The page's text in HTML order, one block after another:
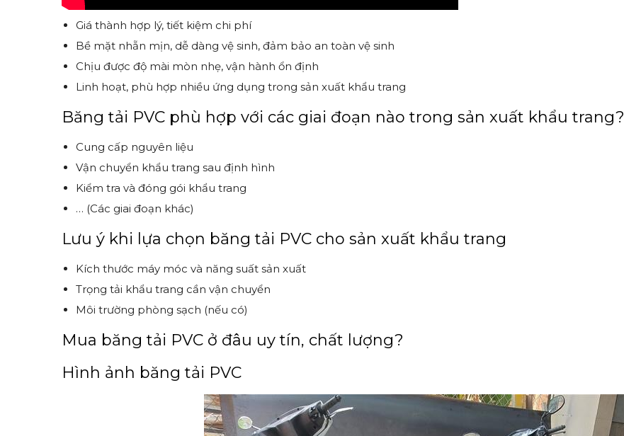
Giá thành hợp lý, tiết kiệm chi phí
Bề mặt nhẵn mịn, dễ dàng vệ sinh, đảm bảo an toàn vệ sinh
Chịu được độ mài mòn nhẹ, vận hành ổn định
Linh hoạt, phù hợp nhiều ứng dụng trong sản xuất khẩu trang
Băng tải PVC phù hợp với các giai đoạn nào trong sản xuất khẩu trang?
Cung cấp nguyên liệu
Vận chuyển khẩu trang sau định hình
Kiểm tra và đóng gói khẩu trang
… (Các giai đoạn khác)
Lưu ý khi lựa chọn băng tải PVC cho sản xuất khẩu trang
Kích thước máy móc và năng suất sản xuất
Trọng tải khẩu trang cần vận chuyển
Môi trường phòng sạch (nếu có)
Mua băng tải PVC ở đâu uy tín, chất lượng?
Hình ảnh băng tải PVC